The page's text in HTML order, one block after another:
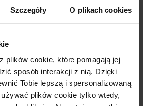
Szczegóły O plikach cookies
plików cookie, które pomagają jej
sposób interakcji z nią. Dzięki
Tobie lepszą i spersonalizowaną
używać plików cookie tylko wtedy,
w komplecie. W
najlepsze
kolekcji, którą